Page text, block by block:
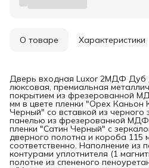
О товаре Характеристики
Дверь входная Luxor 2МДФ Дуб
люксовая, премиальная
покрытием из фрезерованной
мм в цвете пленки "Орех Каньон
Черный" со вставкой из черного
панелью из фрезерованной
пленки "Сатин Черный" с
дверного полотна и короба 115
соответственно. Наполнение из
контурами уплотнителя (1
полотне из спененого